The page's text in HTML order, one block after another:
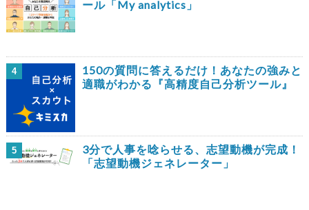
ール「My analytics」
4
150の質問に答えるだけ！あなたの強みと
適職がわかる『高精度自己分析ツール』
5
3分で人事を唸らせる、志望動機が完成！
「志望動機ジェネレーター」